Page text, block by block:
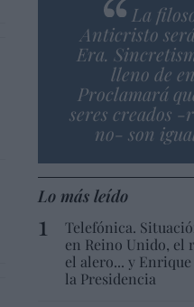
La
Anticristo
Era.
lleno de
Proclamará
seres creados -
no- son
Lo más leído
Telefónica.
en Reino Unido, el
el alero... y
la Presidencia